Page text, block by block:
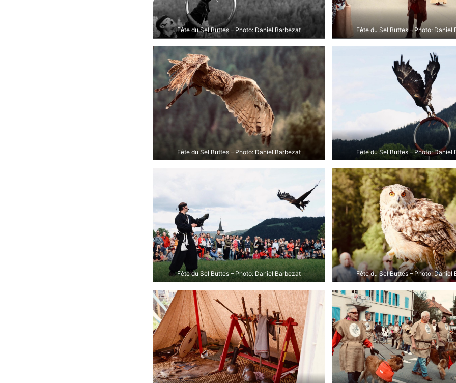
Fête du Sel Buttes – Photo: Daniel Barbezat Fête du Sel Buttes – Photo: Daniel
Fête du Sel Buttes – Photo: Daniel Barbezat Fête du Sel Buttes – Photo: Daniel
Fête du Sel Buttes – Photo: Daniel Barbezat Fête du Sel Buttes – Photo: Daniel